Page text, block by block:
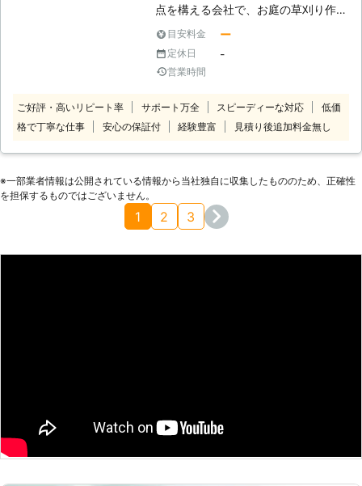
るおそれがあります。 ③火災事故・
犯罪 雑草の種類の中には人の背丈ほ
ど伸びるもの。この伸びた雑草に隠れ
て、不審者が侵入してしまう場合があ
ります。また、火災がおこったとき雑
もあるのです。 NEOGARDENは、東
京都・神奈川県、埼玉県、千葉県、に
NEOGARDENの強みは、多数在籍す
対応ができるというもの。若いエネル
ギッシュさを武器に、お客様を悩ませ
点を構える会社で、お庭の草刈り作業
を得意としております。「お庭の草刈
りをしている時間がない」「自分で対
応するのが面倒」このようなときは、
当店の草刈りサービスをご利用くださ
り作業ならお任せを 当店は、東京・
埼玉・神奈川などの関東地方で草刈り
れば、出張費は無料。 また見積り後
費用がかさむなんてこともありません
ので、ご安心を。 お庭の草刈り作業
での草刈り作業だけでなく、学校や公
園など公共施設の草刈りをおこなって
目安料金 ー
定休日 -
営業時間
ご好評・高いリピート率 サポート万全 スピーディーな対応
低価
格で丁寧な仕事
安心の保証付 経験豊富 見積り後追加料金無し
※⼀部業者情報は公開されている情報から当社独⾃に収集したもののため、正確性
を担保するものではございません。
1 2 3